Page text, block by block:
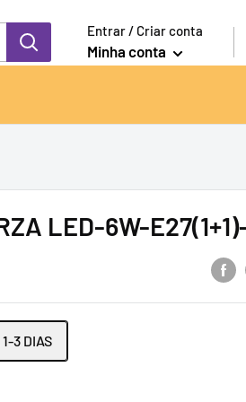
Entrar / Criar conta
Minha conta
LED-6W-
3 DIAS